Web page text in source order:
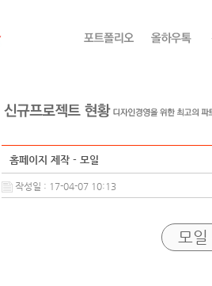
홈페이지 제작 - 모일
작성일 : 17-04-07 10:13
모일